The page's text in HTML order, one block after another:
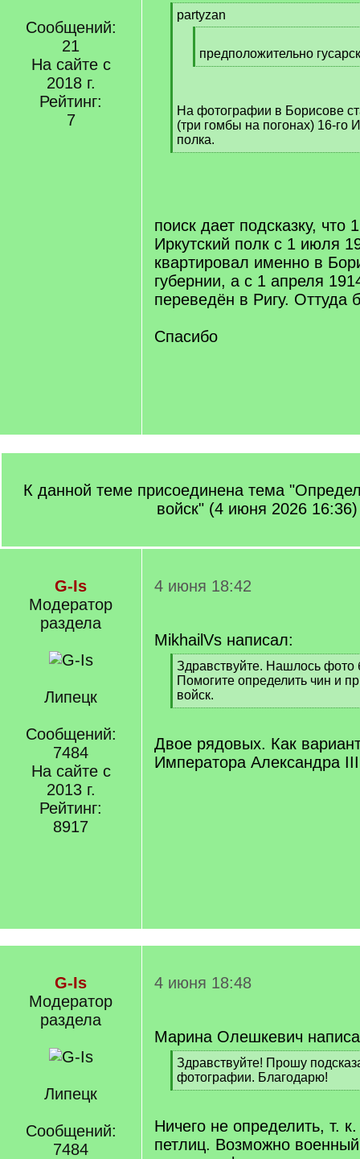
Сообщений:
21
На сайте с
2018 г.
Рейтинг:
7
[partyzan
q
]
предположительно
[
]
На фотографии в Борисове
(три гомбы на погонах) 16-го
полка.
[
поиск дает подсказку, что
Иркутский полк с 1 июля
квартировал именно в
губернии, а с 1 апреля
переведён в Ригу. Оттуда
Спасибо
К данной теме присоединена тема
войск" (4 июня 2026 16:36)
G-Is
Модератор
раздела
Липецк
Сообщений:
7484
На сайте с
2013 г.
Рейтинг:
8917
4 июня 18:42
MikhailVs написал:
[
q
]
Здравствуйте. Нашлось фото
Помогите определить чин и
войск.
[
q
]
Двое рядовых. Как
Императора Александра
G-Is
Модератор
раздела
Липецк
Сообщений:
7484
4 июня 18:48
Марина Олешкевич
[
q
]
Здравствуйте! Прошу
фотографии. Благодарю!
[
q
Ничего не определить, т.
петлиц. Возможно